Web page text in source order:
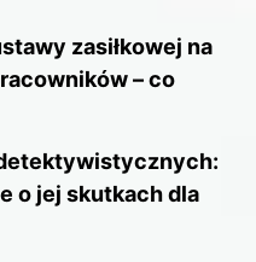
zasiłkowej na
– co
o jej skutkach dla